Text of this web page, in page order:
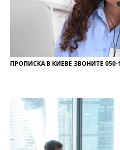
ПРОПИСКА В КИЕВЕ ЗВОНИТЕ 050-